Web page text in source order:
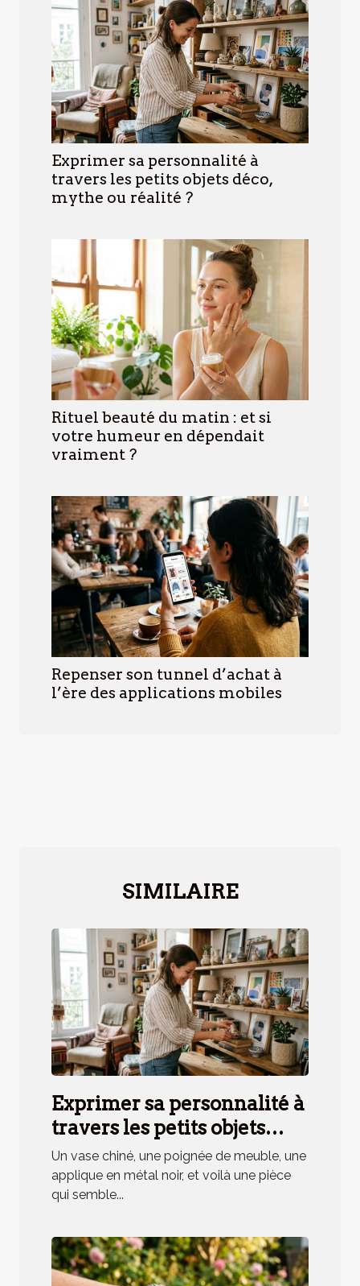
Exprimer sa personnalité à
travers les petits objets déco,
mythe ou réalité ?
Rituel beauté du matin : et si
votre humeur en dépendait
vraiment ?
Repenser son tunnel d’achat à
l’ère des applications mobiles
SIMILAIRE
Exprimer sa personnalité à
travers les petits objets
déco, mythe ou réalité ?
Un vase chiné, une poignée de meuble, une
applique en métal noir, et voilà une pièce
qui semble...